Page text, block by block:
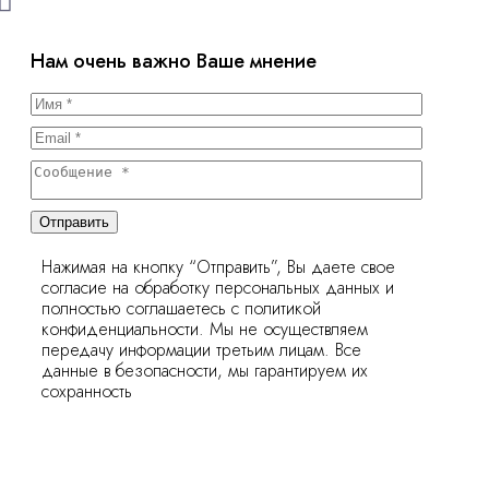
Нам очень важно Ваше мнение
Отправить
Нажимая на кнопку “Отправить”, Вы даете свое
согласие на обработку персональных данных и
полностью соглашаетесь с политикой
конфиденциальности. Мы не осуществляем
передачу информации третьим лицам. Все
данные в безопасности, мы гарантируем их
сохранность